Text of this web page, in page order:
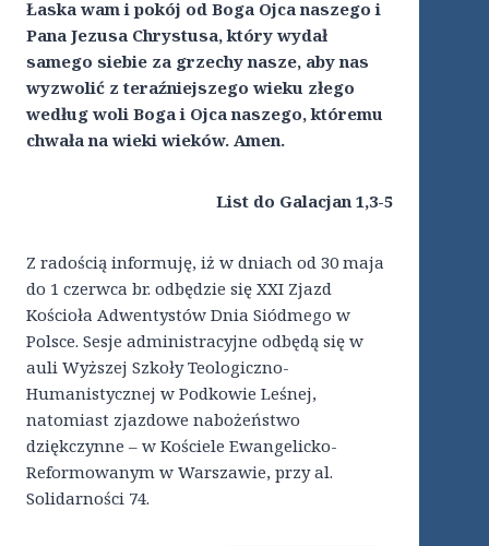
Łaska wam i pokój od Boga Ojca naszego i
Pana Jezusa Chrystusa, który wydał
samego siebie za grzechy nasze, aby nas
wyzwolić z teraźniejszego wieku złego
według woli Boga i Ojca naszego, któremu
chwała na wieki wieków. Amen.
List do Galacjan 1,3-5
Z radością informuję, iż w dniach od 30 maja
do 1 czerwca br. odbędzie się XXI Zjazd
Kościoła Adwentystów Dnia Siódmego w
Polsce. Sesje administracyjne odbędą się w
auli Wyższej Szkoły Teologiczno-
Humanistycznej w Podkowie Leśnej,
natomiast zjazdowe nabożeństwo
dziękczynne – w Kościele Ewangelicko-
Reformowanym w Warszawie, przy al.
Solidarności 74.